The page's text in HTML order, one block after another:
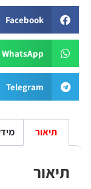
Facebook
WhatsApp
Telegram
מידע נוסף